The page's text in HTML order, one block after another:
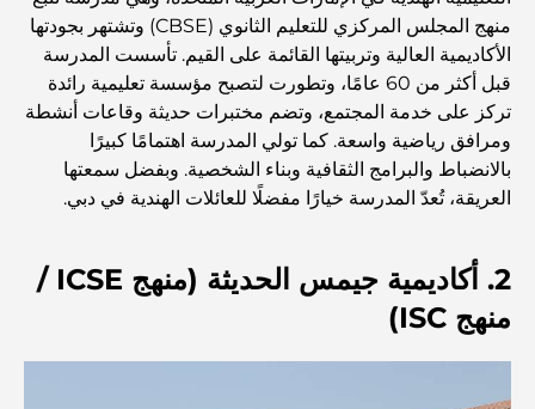
أفضل 7 نوادي رياضية في دبي هيلز: اللياقة البدنية في أبهى
صورها
الدليل الأمثل لمطاعم الطعام الفاخر في نخلة جميرا
اكتشف أفضل وجبة إفطار في منطقة الخليج التجاري، دبي
المستشفيات الحكومية في دبي: رعاية صحية شاملة للجميع
منهج المجلس المركزي للتعليم الثانوي (CBSE) وتشتهر بجودتها
الأكاديمية العالية وتربيتها القائمة على القيم. تأسست المدرسة
قبل أكثر من 60 عامًا، وتطورت لتصبح مؤسسة تعليمية رائدة
تركز على خدمة المجتمع، وتضم مختبرات حديثة وقاعات أنشطة
ومرافق رياضية واسعة. كما تولي المدرسة اهتمامًا كبيرًا
بالانضباط والبرامج الثقافية وبناء الشخصية. وبفضل سمعتها
العريقة، تُعدّ المدرسة خيارًا مفضلًا للعائلات الهندية في دبي.
2. أكاديمية جيمس الحديثة (منهج ICSE /
منهج ISC)